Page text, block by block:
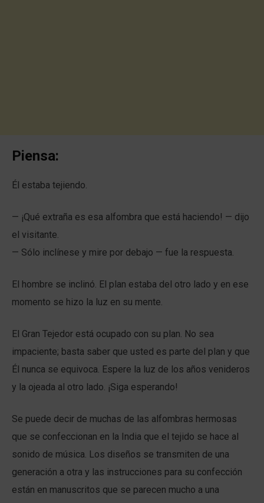
Piensa:
Él estaba tejiendo.
— ¡Qué extraña es esa alfombra que está haciendo! — dijo
el visitante.
— Sólo inclínese y mire por debajo — fue la respuesta.
El hombre se inclinó. El plan estaba del otro lado y en ese
momento se hizo la luz en su mente.
El Gran Tejedor está ocupado con su plan. No sea
impaciente; basta saber que usted es parte del plan y que
Él nunca se equivoca. Espere la luz de los años venideros
y la ojeada al otro lado. ¡Siga esperando!
Se puede decir de muchas de las alfombras hermosas
que se confeccionan en la India que el tejido se hace al
sonido de música. Los diseños se transmiten de una
generación a otra y las instrucciones para su confección
están en manuscritos que se parecen mucho a una